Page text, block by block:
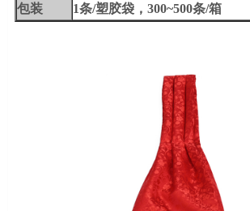
包装
1条/塑胶袋，300~500条/箱